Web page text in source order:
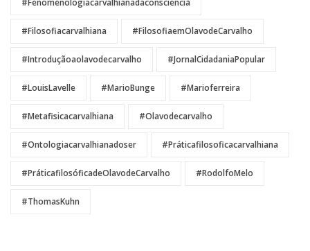
#fenomenologiacarvalhianadaconsciencia
#filosofiacarvalhiana #FilosofiaemOlavodeCarvalho
#introduçãoaolavodecarvalho #JornalCidadaniaPopular
#LouisLavelle #MarioBunge #Marioferreira
#metafisicacarvalhiana #Olavodecarvalho
#ontologiacarvalhianadoser #Práticafilosoficacarvalhiana
#PráticafilosóficadeOlavodeCarvalho #RodolfoMelo
#ThomasKuhn